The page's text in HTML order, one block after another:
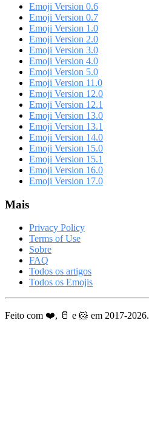
Emoji Version 0.6
Emoji Version 0.7
Emoji Version 1.0
Emoji Version 2.0
Emoji Version 3.0
Emoji Version 4.0
Emoji Version 5.0
Emoji Version 11.0
Emoji Version 12.0
Emoji Version 12.1
Emoji Version 13.0
Emoji Version 13.1
Emoji Version 14.0
Emoji Version 15.0
Emoji Version 15.1
Emoji Version 16.0
Emoji Version 17.0
Mais
Privacy Policy
Terms of Use
Sobre
FAQ
Todos os artigos
Todos os Emojis
Feito com ❤️, 🥛 e 🐹 em 2017-2026.